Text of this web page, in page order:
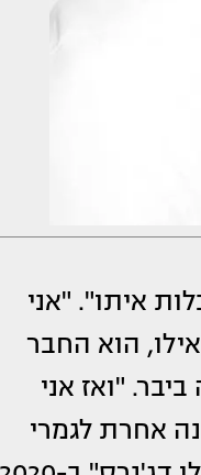
איתו". "אני
הוא החבר
"ואז אני
אחרת לגמרי